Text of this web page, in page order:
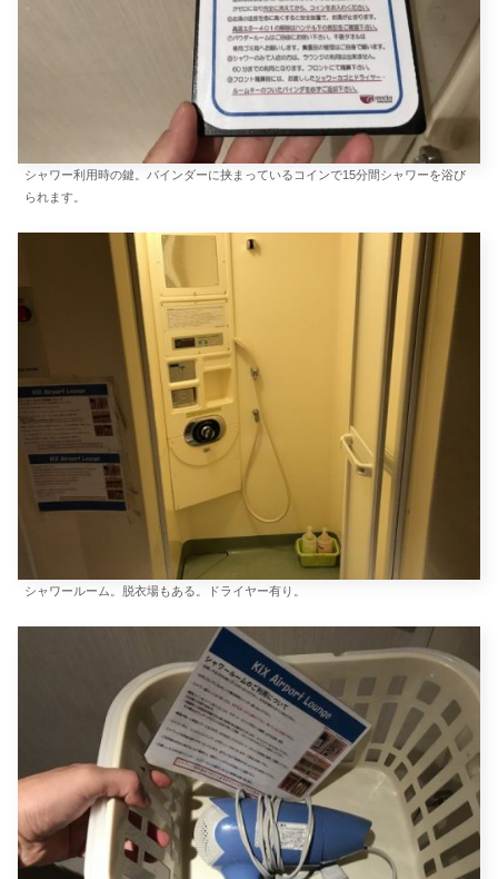
シャワー利用時の鍵。バインダーに挟まっているコインで15分間シャワーを浴び
られます。
シャワールーム。脱衣場もある。ドライヤー有り。